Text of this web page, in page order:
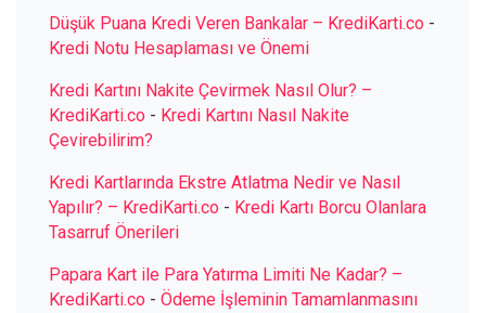
Düşük Puana Kredi Veren Bankalar – KrediKarti.co -
Kredi Notu Hesaplaması ve Önemi
Kredi Kartını Nakite Çevirmek Nasıl Olur? –
KrediKarti.co - Kredi Kartını Nasıl Nakite
Çevirebilirim?
Kredi Kartlarında Ekstre Atlatma Nedir ve Nasıl
Yapılır? – KrediKarti.co - Kredi Kartı Borcu Olanlara
Tasarruf Önerileri
Papara Kart ile Para Yatırma Limiti Ne Kadar? –
KrediKarti.co - Ödeme İşleminin Tamamlanmasını